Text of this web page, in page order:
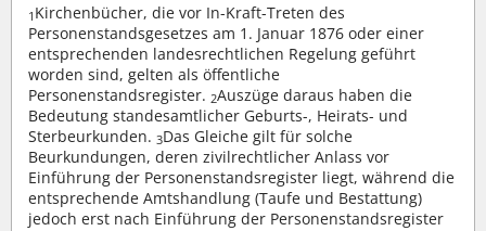
1 Kirchenbücher, die vor In-Kraft-Treten des
Personenstandsgesetzes am 1. Januar 1876 oder einer
entsprechenden landesrechtlichen Regelung geführt
worden sind, gelten als öffentliche
Personenstandsregister. 2Auszüge daraus haben die
Bedeutung standesamtlicher Geburts-, Heirats- und
Sterbeurkunden. 3Das Gleiche gilt für solche
Beurkundungen, deren zivilrechtlicher Anlass vor
Einführung der Personenstandsregister liegt, während die
entsprechende Amtshandlung (Taufe und Bestattung)
jedoch erst nach Einführung der Personenstandsregister